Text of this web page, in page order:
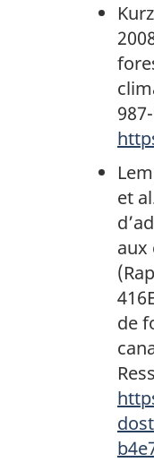
et
aux
de